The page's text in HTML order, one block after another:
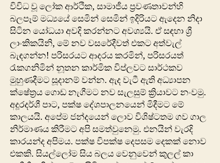
විවිධ වූ ලෝක ආර්ථික, සාමාජීය ප්‍රවණතාවන්හි
බලපෑම් මධ්‍යයේ සෙමින් සෙමින් ඉදිරියට ඇදෙන නිදා
සිටින යෝධයා අවදි කරන්නට අවශ්‍යයි. ඒ සඳහා ශ්‍රී
ලාංකිකයිනි, මේ නව වසරේදීවත් එකට අත්වැල්
බැඳගන්න! පරිසරයට ආදරය කරමින්, පරිසරයත්
රැකගනිමින් නූතන කාර්මික විප්ලවට සාර්ථකව
මුහුණදීමට සූදානම් වන්න. ඇද වැටී ඇති අධ්‍යාපන
ක්ෂේත්‍රය ගොඩ නැගීමට නව සැලසුම් ක්‍රියාවට නංවමු.
අදූරදර්ශී පාට, පක්ෂ දේශපාලනයෙන් මිදීමට මේ
කාලයයි. අපේම ජන්දයෙන් ලොව විශිෂ්ටතම ගව ගාල
නිර්මාණය කිරීමට අපි සමත්වුනෙමු. එනයින් වැරදි
කාරයන්ද අපිමය. පක්ෂ විපක්ෂ දෙපසම දෙකක් නොව
එකකි. සියල්ලෝම සිය බලය වෙනුවෙන් කුලල් කා